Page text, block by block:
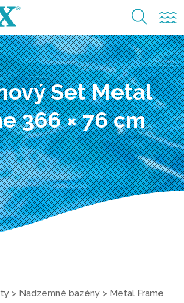
Set Metal
366 × 76 cm
> Nadzemné bazény > Metal Frame